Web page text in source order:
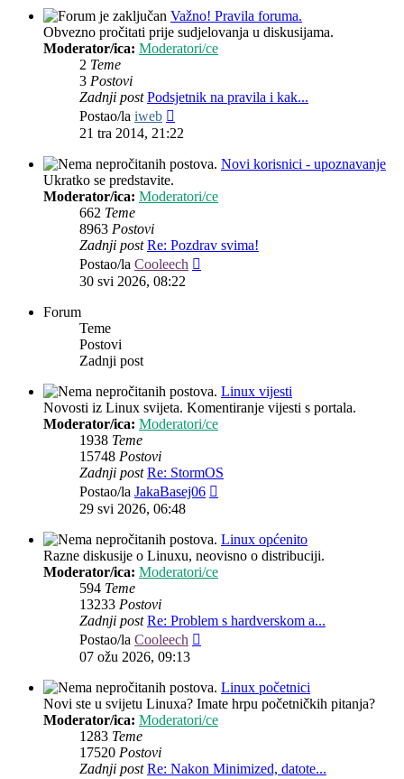
Važno! Pravila foruma.
Obvezno pročitati prije sudjelovanja u diskusijama.
Moderator/ica: Moderatori/ce
2 Teme
3 Postovi
Zadnji post Podsjetnik na pravila i kak...
Postao/la iweb
post
21 tra 2014, 21:22
Novi korisnici - upoznavanje
Ukratko se predstavite.
Moderator/ica: Moderatori/ce
662 Teme
8963 Postovi
Zadnji post Re: Pozdrav svima!
Postao/la Cooleech
30 svi 2026, 08:22
Forum
Teme
Postovi
Zadnji post
Linux vijesti
Novosti iz Linux svijeta. Komentiranje vijesti s portala.
Moderator/ica: Moderatori/ce
1938 Teme
15748 Postovi
Zadnji post Re: StormOS
Postao/la JakaBasej06
29 svi 2026, 06:48
Linux općenito
Razne diskusije o Linuxu, neovisno o distribuciji.
Moderator/ica: Moderatori/ce
594 Teme
13233 Postovi
Zadnji post Re: Problem s hardverskom a...
Postao/la Cooleech
07 ožu 2026, 09:13
Linux početnici
Novi ste u svijetu Linuxa? Imate hrpu početničkih pitanja?
Moderator/ica: Moderatori/ce
1283 Teme
17520 Postovi
Zadnji post Re: Nakon Minimized, datote...